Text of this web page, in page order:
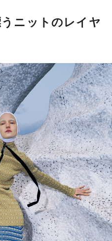
ニットのレイヤ